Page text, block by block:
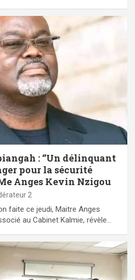
: ‘’Un délinquant
pour la sécurité
Anges Kevin Nzigou
2
faite ce jeudi, Maitre Anges
au Cabinet Kalmie, révèle…